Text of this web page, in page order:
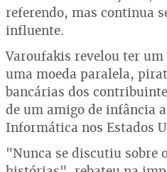
referendo, mas continua
influente.
Varoufakis revelou ter
uma moeda paralela,
bancárias dos
de um amigo de infância
Informática nos Estados
"Nunca se discutiu sobre